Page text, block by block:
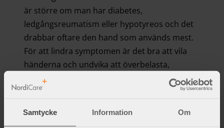
Samtycke Information Om
är större om man har diabetes,
ledgångsreumatism eller hypotyreos och det
drabbar oftare den hand som används mest.
För att lindra symptomen är det bra att vila
händerna och undvika att överbelasta,
speciellt den mest använda handen.
Etthandledsskydd
med skena kan hjälpa till att
nerven inte kläms. Handledsskyddet kan